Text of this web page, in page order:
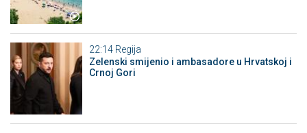
22:14 Regija
Zelenski smijenio i ambasadore u Hrvatskoj i
Crnoj Gori